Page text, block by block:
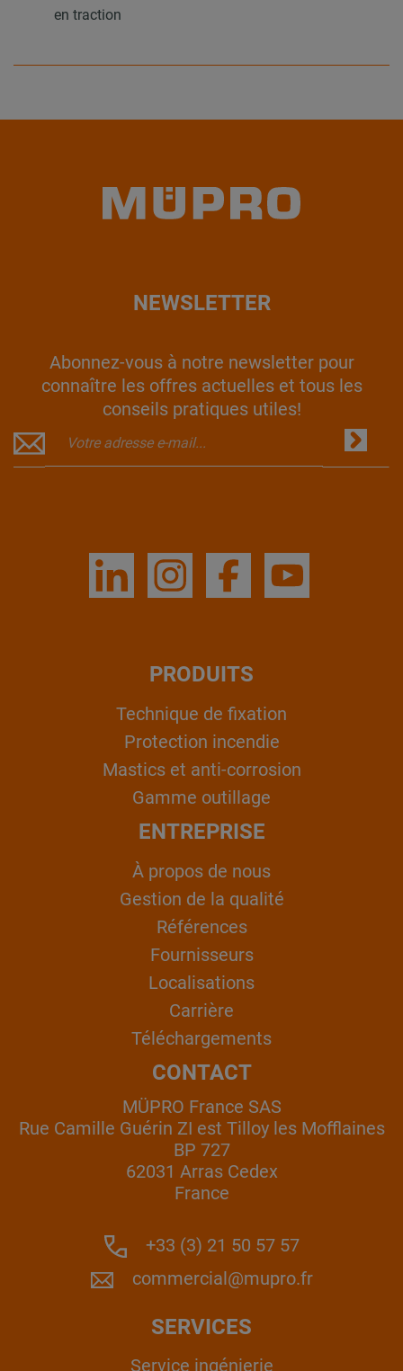
en traction
NEWSLETTER
Abonnez-vous à notre newsletter pour
connaître les offres actuelles et tous les
conseils pratiques utiles!
PRODUITS
Technique de fixation
Protection incendie
Mastics et anti-corrosion
Gamme outillage
ENTREPRISE
À propos de nous
Gestion de la qualité
Références
Fournisseurs
Localisations
Carrière
Téléchargements
CONTACT
MÜPRO France SAS
Rue Camille Guérin ZI est Tilloy les Mofflaines
BP 727
62031 Arras Cedex
France
+33 (3) 21 50 57 57
commercial@mupro.fr
SERVICES
Service ingénierie